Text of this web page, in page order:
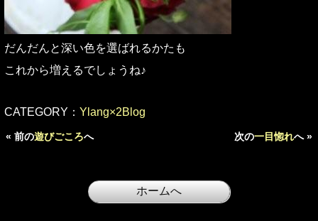
だんだんと深い色を選ばれるかたも
これから増えるでしょうね♪
CATEGORY： Ylang×2Blog
« 前の遊びごころへ 次の一目惚れへ »